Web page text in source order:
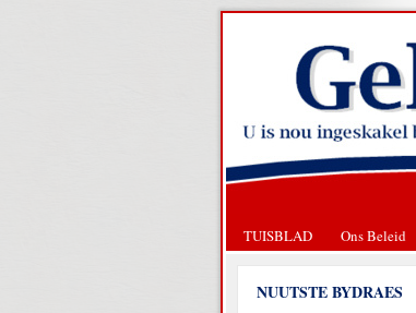
TUISBLAD Ons Beleid
NUUTSTE BYDRAES